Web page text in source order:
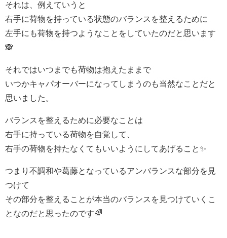
それは、例えていうと
右手に荷物を持っている状態のバランスを整えるために
左手にも荷物を持つようなことをしていたのだと思います
🙈
それではいつまでも荷物は抱えたままで
いつかキャパオーバーになってしまうのも当然なことだと
思いました。
バランスを整えるために必要なことは
右手に持っている荷物を自覚して、
右手の荷物を持たなくてもいいようにしてあげること✨
つまり不調和や葛藤となっているアンバランスな部分を見
つけて
その部分を整えることが本当のバランスを見つけていくこ
となのだと思ったのです🌈